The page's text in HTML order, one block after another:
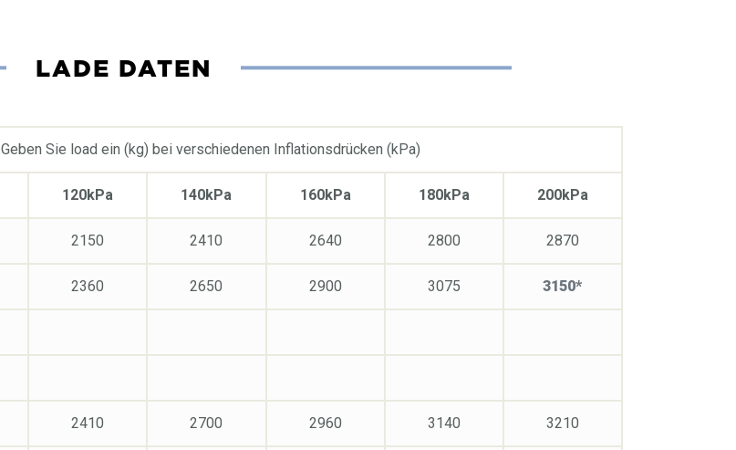
LADE DATEN
Geben Sie load ein (kg) bei verschiedenen Inflationsdrücken (kPa)
120kPa
2150
2360
2410
140kPa
2410
2650
2700
160kPa
2640
2900
2960
180kPa
2800
3075
3140
200kPa
2870
3150*
3210